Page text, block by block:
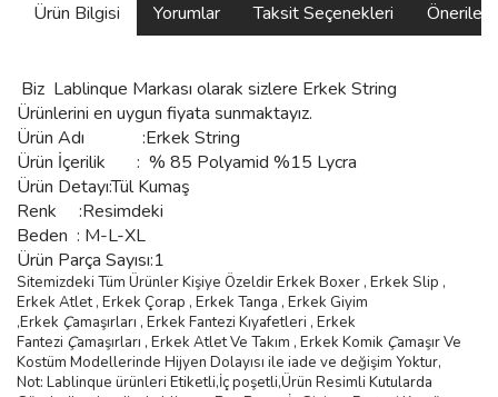
Ürün Bilgisi Yorumlar Taksit Seçenekleri
Biz Lablinque Markası olarak sizlere Erkek String
Ürünlerini en uygun fiyata sunmaktayız.
Ürün Adı :Erkek String
Ürün İçerilik : % 85 Polyamid %15 Lycra
Ürün Detayı:Tül Kumaş
Renk :Resimdeki
Beden : M-L-XL
Ürün Parça Sayısı:1
Sitemizdeki Tüm Ürünler Kişiye Özeldir Erkek Boxer , Erkek Slip ,
Erkek Atlet , Erkek Çorap , Erkek Tanga , Erkek Giyim
,Erkek Çamaşırları , Erkek Fantezi Kıyafetleri , Erkek
Fantezi Çamaşırları , Erkek Atlet Ve Takım , Erkek Komik Çamaşır Ve
Kostüm Modellerinde Hijyen Dolayısı ile iade ve değişim Yoktur,
Not: Lablinque ürünleri Etiketli,İç poşetli,Ürün Resimli Kutularda